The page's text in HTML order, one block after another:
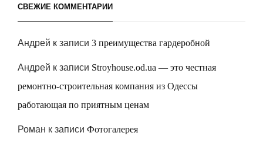
СВЕЖИЕ КОММЕНТАРИИ
Андрей к записи 3 преимущества гардеробной
Андрей к записи Stroyhouse.od.ua — это честная
ремонтно-строительная компания из Одессы
работающая по приятным ценам
Роман к записи Фотогалерея